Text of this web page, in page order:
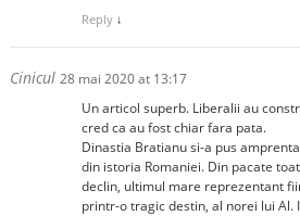
Reply ↓
Cinicul 28 mai 2020 at 13:17
Un articol superb. Liberalii au
cred ca au fost chiar fara pata.
Dinastia Bratianu si-a pus
din istoria Romaniei. Din pacate
declin, ultimul mare reprezentant
printr-o tragic destin, al norei lui Al.